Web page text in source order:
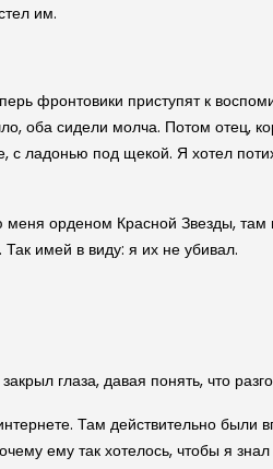
им.
фронтовики приступят к
оба сидели молча. Потом отец,
ладонью под щекой. Я хотел
орденом Красной Звезды, там
имей в виду: я их не убивал.
глаза, давая понять, что
Там действительно были
ему так хотелось, чтобы я